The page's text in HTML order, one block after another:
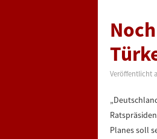
Veröffentlicht
Planes soll